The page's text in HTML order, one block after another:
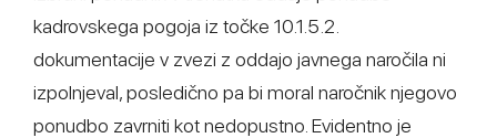
kadrovskega pogoja iz točke 10.1.5.2.
dokumentacije v zvezi z oddajo javnega naročila ni
izpolnjeval, posledično pa bi moral naročnik njegovo
ponudbo zavrniti kot nedopustno. Evidentno je